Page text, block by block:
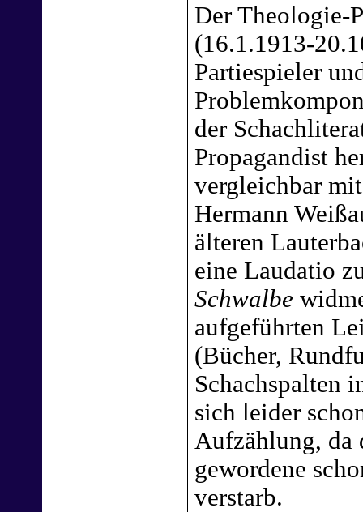
Der Theologie-
(16.1.1913-
Partiespieler
der
Propagandist
vergleichbar
Hermann
älteren
eine Laudatio
Schwalbe
aufgeführten
(Bücher,
Schachspalten
sich leider
Aufzählung, da
gewordene
verstarb.